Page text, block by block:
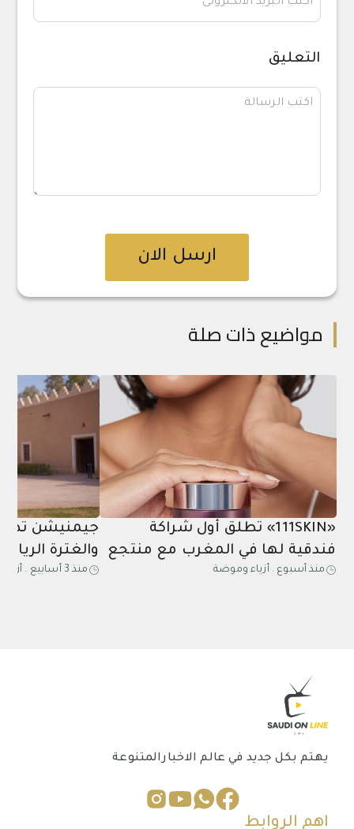
التعليق
ارسل الان
مواضيع ذات صلة
«111SKIN» تطلق أول شراكة
فندقية لها في المغرب مع منتجع
مازاغان
منذ أسبوع . أزياء وموضة
جيمنيشن
والغترة
عشاق
منذ 3 أسابيع .
يهتم بكل جديد في عالم الاخبارالمتنوعة
اهم الروابط